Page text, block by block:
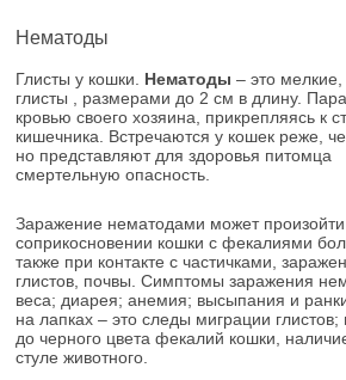
Нематоды
Глисты у кошки. Нематоды – это
глисты , размерами до 2 см в длину.
кровью своего хозяина, прикрепляясь к
кишечника. Встречаются у кошек реже,
но представляют для здоровья питомца
смертельную опасность.
Заражение нематодами может
соприкосновении кошки с фекалиями
также при контакте с частичками,
глистов, почвы. Симптомы заражения
веса; диарея; анемия; высыпания и
на лапках – это следы миграции
до черного цвета фекалий кошки,
стуле животного.